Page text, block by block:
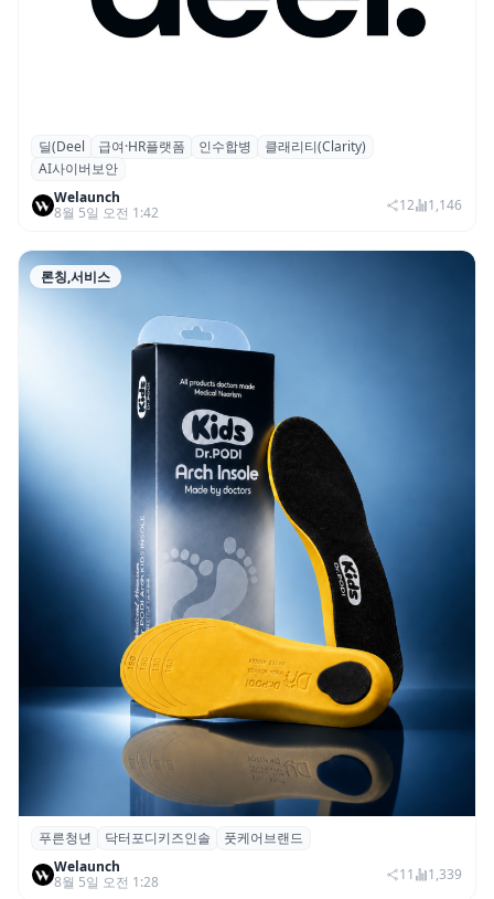
글로벌 HR 플랫폼 딜(Deel), ARR 15억 달러
돌파…AI 보안 역량 강화
딜(Deel 급여·HR플랫폼 인수합병
클래리티(Clarity)
AI사이버보안
Welaunch
8월 5일 오전 1:42
12 1,146
론칭,서비스
푸른청년, 성장기 아동 발 건강 위한 ‘닥터포
디 키즈 인솔’ 출시
푸른청년 닥터포디키즈인솔
풋케어브랜드
Welaunch
8월 5일 오전 1:28
11 1,339